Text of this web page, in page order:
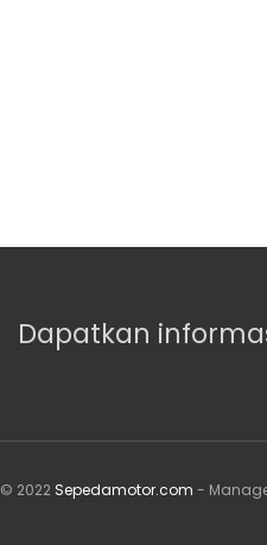
Dapatkan
© 2022 Sepedamotor.com -